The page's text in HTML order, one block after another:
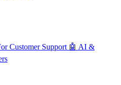
Customer Support 🤖 AI &